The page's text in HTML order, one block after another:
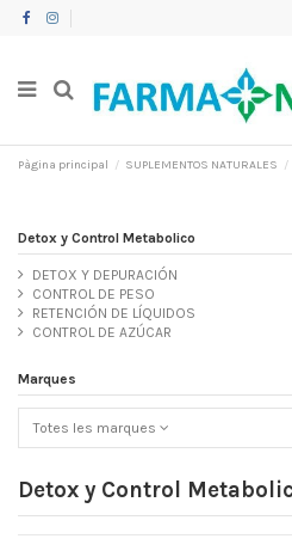
Pàgina principal SUPLEMENTOS NATURALES
Detox y Control
Detox y Control Metabolico
DETOX Y DEPURACIÓN
CONTROL DE PESO
RETENCIÓN DE LÍQUIDOS
CONTROL DE AZÚCAR
Marques
Totes les marques